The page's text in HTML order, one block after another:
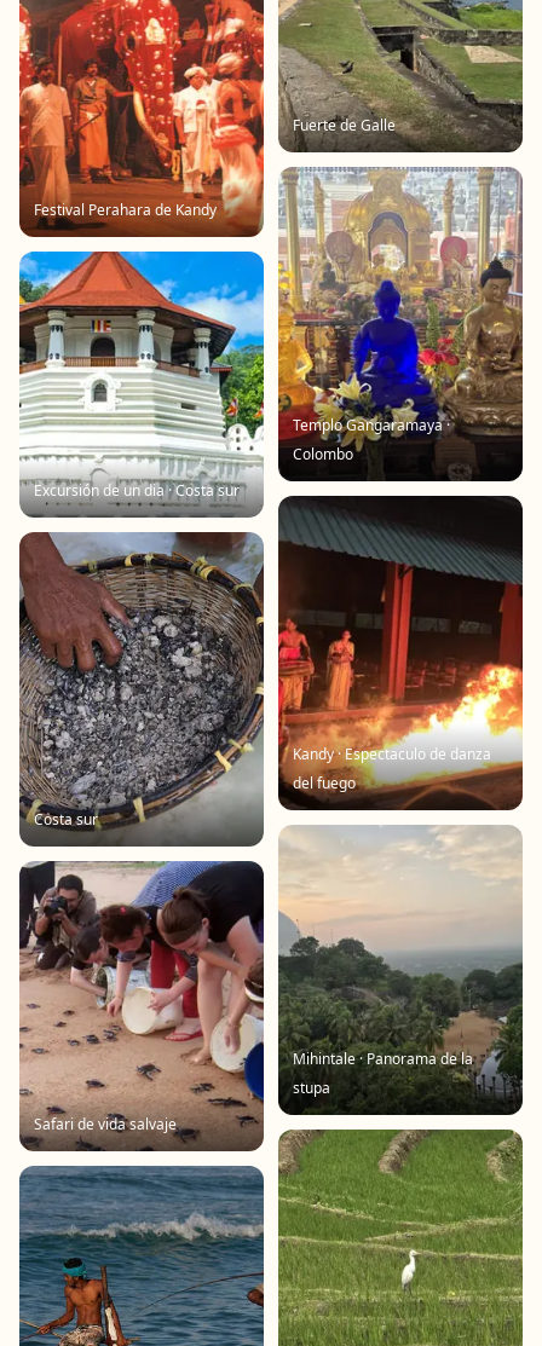
Festival Perahara de Kandy
Excursión de un dia · Costa sur
Costa sur
Safari de vida salvaje
Fuerte de Galle
Templo Gangaramaya ·
Colombo
Kandy · Espectaculo de danza
del fuego
Mihintale · Panorama de la
stupa